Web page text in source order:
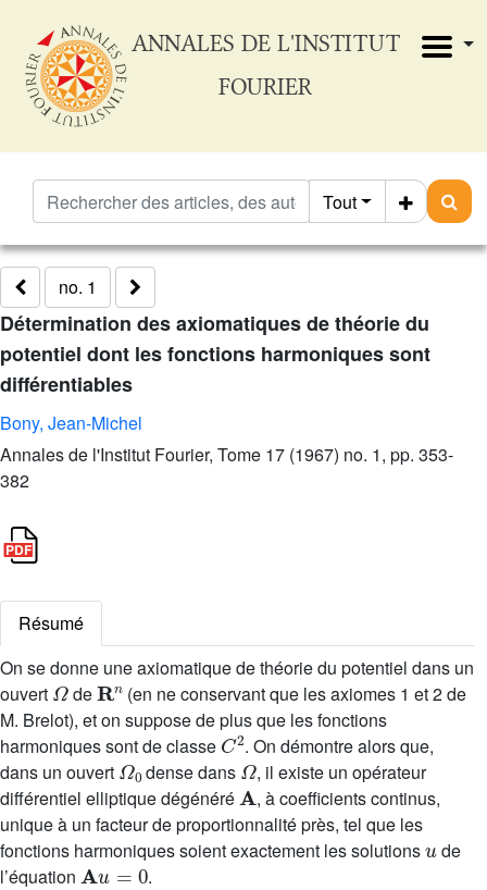
ANNALES DE L'INSTITUT
FOURIER
Tout
no. 1
Détermination des axiomatiques de théorie du
potentiel dont les fonctions harmoniques sont
différentiables
Bony, Jean-Michel
Annales de l'Institut Fourier, Tome 17 (1967) no. 1, pp. 353-
382
Résumé
On se donne une axiomatique de théorie du potentiel dans un
ouvert
Ω
de
Rn
(en ne conservant que les axiomes 1 et 2 de
M. Brelot), et on suppose de plus que les fonctions
harmoniques sont de classe
C2
. On démontre alors que,
dans un ouvert
Ω0
dense dans
Ω
, il existe un opérateur
différentiel elliptique dégénéré
A
, à coefficients continus,
unique à un facteur de proportionnalité près, tel que les
fonctions harmoniques soient exactement les solutions
de
l’équation
Au=0
.